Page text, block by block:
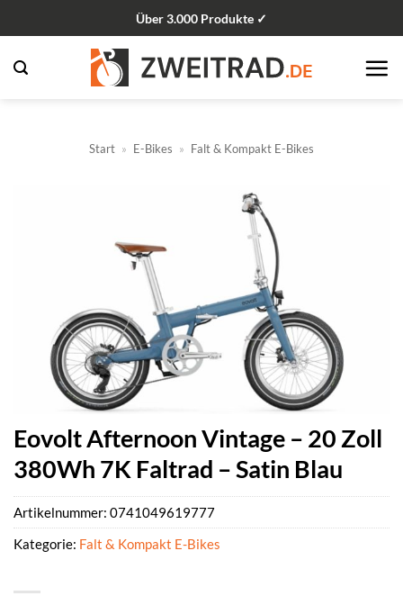
Inhalt
springen
Über 3.000 Produkte ✓
Start » E-Bikes » Falt & Kompakt E-Bikes
Eovolt Afternoon Vintage – 20 Zoll
380Wh 7K Faltrad – Satin Blau
Artikelnummer: 0741049619777
Kategorie: Falt & Kompakt E-Bikes